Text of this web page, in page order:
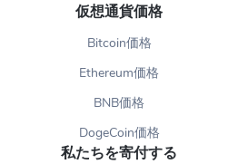
仮想通貨価格
Bitcoin価格
Ethereum価格
BNB価格
DogeCoin価格
私たちを寄付する